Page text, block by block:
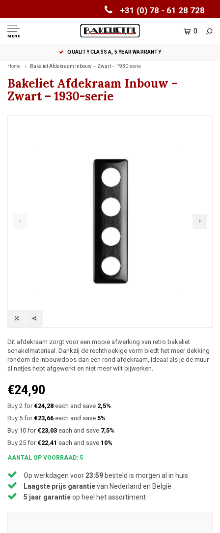
+31 (0) 78 - 61 28 728
MENU
0
QUALITY CLASS A, 5 YEAR WARRANTY
Home Bakeliet Afdekraam Inbouw – Zwart – 1930-serie
Bakeliet Afdekraam Inbouw –
Zwart – 1930-serie
Dit afdekraam zorgt voor een mooie afwerking van retro bakeliet
schakelmateriaal. Dankzij de rechthoekige vorm biedt het meer dekking
rondom de inbouwdoos dan een rond afdekraam, ideaal als je de muur
al netjes hebt afgewerkt en niet meer wilt bijwerken.
€24,90
Buy 2 for €24,28 each and save 2,5%
Buy 5 for €23,66 each and save 5%
Buy 10 for €23,03 each and save 7,5%
Buy 25 for €22,41 each and save 10%
AANTAL OP VOORRAAD: 5
Op werkdagen voor 23:59 besteld is morgen al in huis
Laagste prijs garantievan Nederland en België
5 jaar garantieop heel het assortiment